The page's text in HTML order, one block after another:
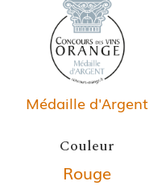
Médaille d'Argent
Couleur
Rouge